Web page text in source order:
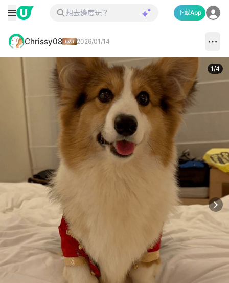
下載App
Chrissy08 2026/01/14
1/4